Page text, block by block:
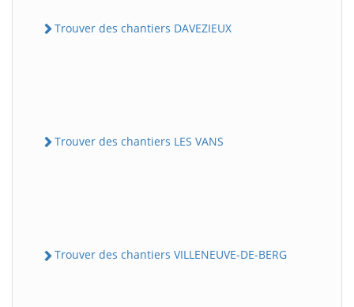
Trouver des chantiers DAVEZIEUX
Trouver des chantiers LES VANS
Trouver des chantiers VILLENEUVE-DE-BERG